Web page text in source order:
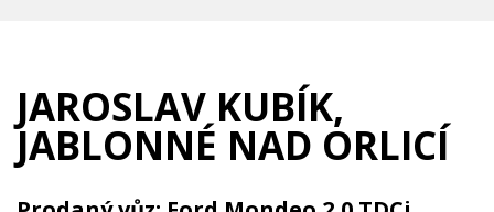
JAROSLAV KUBÍK,
JABLONNÉ NAD ORLICÍ